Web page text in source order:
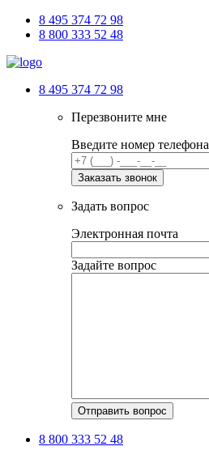
8 495 374 72 98
8 800 333 52 48
8 495 374 72 98
Перезвоните мне
Введите номер телефона
Задать вопрос
Электронная почта
Задайте вопрос
8 800 333 52 48